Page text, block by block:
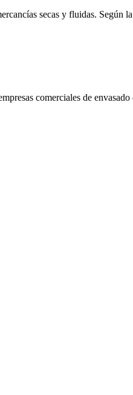
secas y fluidas. Según
comerciales de envasado